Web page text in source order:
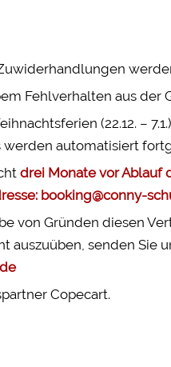
Fehlverhalten aus der
(22.12. –
werden automatisiert
drei Monate vor Ablauf
: booking@conny-
von Gründen diesen
auszuüben, senden Sie
Copecart.